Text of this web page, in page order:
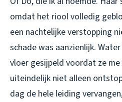
omdat het riool volledig
een nachtelijke verstopping
schade was aanzienlijk.
vloer gesijpeld voordat ze me
uiteindelijk niet alleen
dag de hele leiding